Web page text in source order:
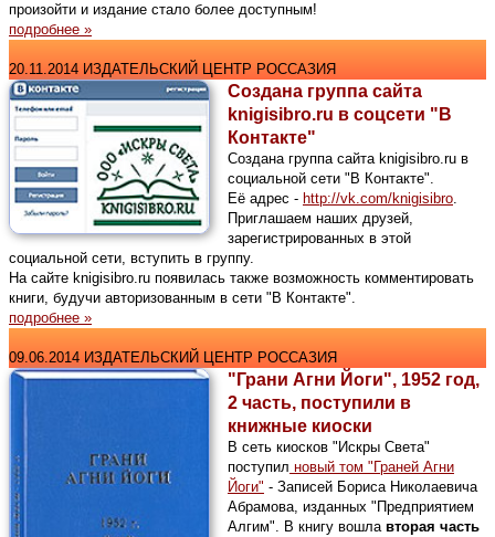
произойти и издание стало более доступным!
подробнее »
20.11.2014 ИЗДАТЕЛЬСКИЙ ЦЕНТР РОССАЗИЯ
Создана группа сайта
knigisibro.ru в соцсети "В
Контакте"
Создана группа сайта knigisibro.ru в
социальной сети "В Контакте".
Её адрес - http://vk.com/knigisibro.
Приглашаем наших друзей,
зарегистрированных в этой
социальной сети, вступить в группу.
На сайте knigisibro.ru появилась также возможность комментировать
книги, будучи авторизованным в сети "В Контакте".
подробнее »
09.06.2014 ИЗДАТЕЛЬСКИЙ ЦЕНТР РОССАЗИЯ
"Грани Агни Йоги", 1952 год,
2 часть, поступили в
книжные киоски
В сеть киосков "Искры Света"
поступил новый том "Граней Агни
Йоги" - Записей Бориса Николаевича
Абрамова, изданных "Предприятием
Алгим". В книгу вошла вторая часть